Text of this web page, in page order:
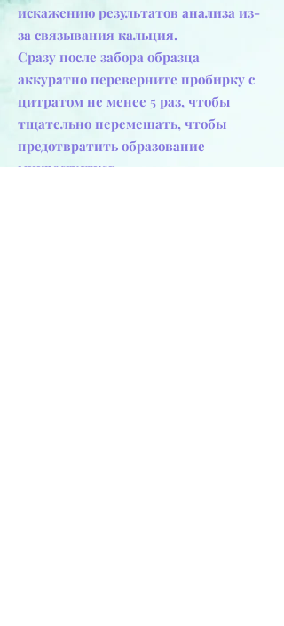
искажению результатов анализа из-
за связывания кальция.
Сразу после забора образца
аккуратно переверните пробирку с
цитратом не менее 5 раз, чтобы
тщательно перемешать, чтобы
предотвратить образование
микросгустков.